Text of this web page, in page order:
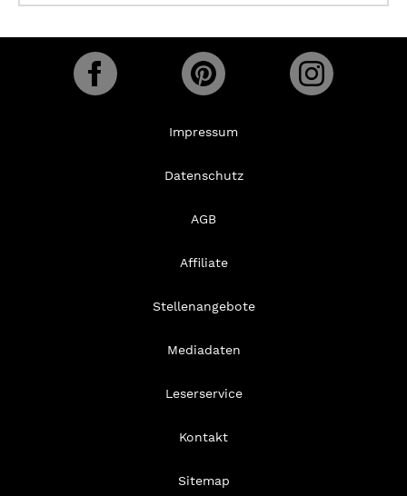
Impressum
Datenschutz
AGB
Affiliate
Stellenangebote
Mediadaten
Leserservice
Kontakt
Sitemap